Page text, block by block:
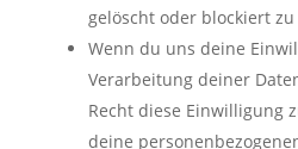
gelöscht oder blockiert
Wenn du uns deine
Verarbeitung deiner
Recht diese Einwilligung
deine